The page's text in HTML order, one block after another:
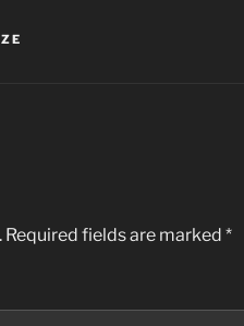
Required fields are marked *